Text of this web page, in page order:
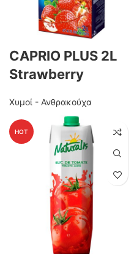
CAPRIO PLUS 2L
Strawberry
Χυμοί - Ανθρακούχα
HOT